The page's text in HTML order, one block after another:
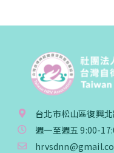
台北市松山區復興
週一至週五 9:00-